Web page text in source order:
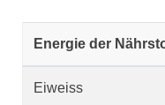
Energie der
Eiweiss